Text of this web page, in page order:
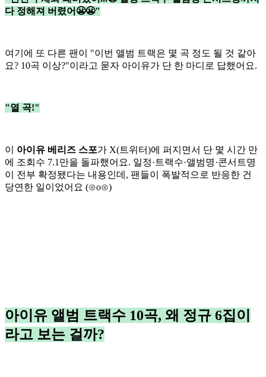
다 정해져 버렸어😬😬"
여기에 또 다른 팬이 "이번 앨범 트랙은 몇 곡 정도 될 것 같아
요? 10곡 이상?"이라고 묻자 아이유가 단 한 마디로 답했어요.
"열 곡!"
이 아이유 베리즈 스포가 X(트위터)에 퍼지면서 단 몇 시간 만
에 조회수 7.1만을 돌파했어요. 일정·트랙수·앨범명·콘서트명
이 전부 확정됐다는 내용인데, 팬들이 폭발적으로 반응한 건
당연한 일이었어요 (⊙o⊙)
아이유 앨범 트랙수 10곡, 왜 정규 6집이
라고 보는 걸까?